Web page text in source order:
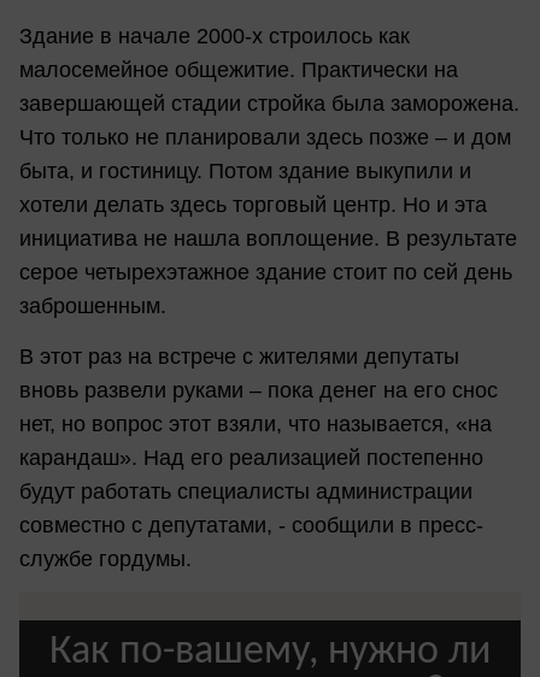
Здание в начале 2000-х строилось как
малосемейное общежитие. Практически на
завершающей стадии стройка была заморожена.
Что только не планировали здесь позже – и дом
быта, и гостиницу. Потом здание выкупили и
хотели делать здесь торговый центр. Но и эта
инициатива не нашла воплощение. В результате
серое четырехэтажное здание стоит по сей день
заброшенным.
В этот раз на встрече с жителями депутаты
вновь развели руками – пока денег на его снос
нет, но вопрос этот взяли, что называется, «на
карандаш». Над его реализацией постепенно
будут работать специалисты администрации
совместно с депутатами, - сообщили в пресс-
службе гордумы.